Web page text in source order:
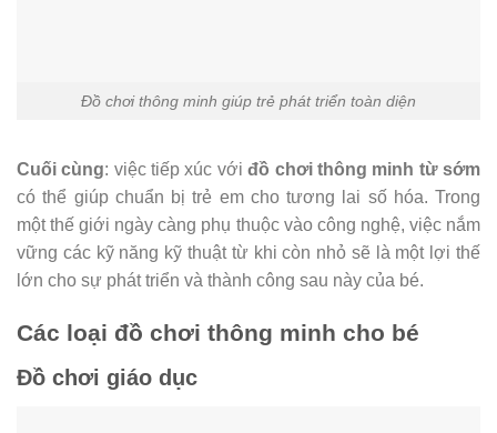
Đồ chơi thông minh giúp trẻ phát triển toàn diện
Cuối cùng: việc tiếp xúc vớiđồ chơi thông minh từ sớm
có thể giúp chuẩn bị trẻ em cho tương lai số hóa. Trong
một thế giới ngày càng phụ thuộc vào công nghệ, việc nắm
vững các kỹ năng kỹ thuật từ khi còn nhỏ sẽ là một lợi thế
lớn cho sự phát triển và thành công sau này của bé.
Các loại đồ chơi thông minh cho bé
Đồ chơi giáo dục